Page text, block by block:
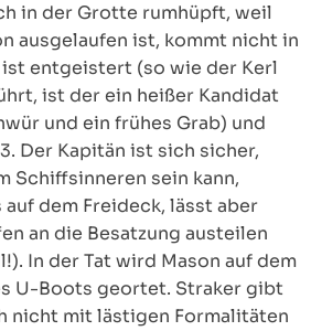
in der Grotte rumhüpft, weil
ausgelaufen ist, kommt nicht in
entgeistert (so wie der Kerl
ist der ein heißer Kandidat
und ein frühes Grab) und
Der Kapitän ist sich sicher,
Schiffsinneren sein kann,
dem Freideck, lässt aber
an die Besatzung austeilen
In der Tat wird Mason auf dem
U-Boots geortet. Straker gibt
nicht mit lästigen Formalitäten